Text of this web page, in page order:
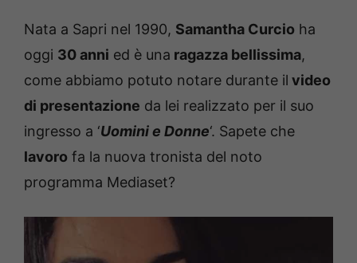
Nata a Sapri nel 1990, Samantha Curcio ha
oggi 30 anni ed è una ragazza bellissima,
come abbiamo potuto notare durante il video
di presentazione da lei realizzato per il suo
ingresso a ‘Uomini e Donne‘. Sapete che
lavoro fa la nuova tronista del noto
programma Mediaset?